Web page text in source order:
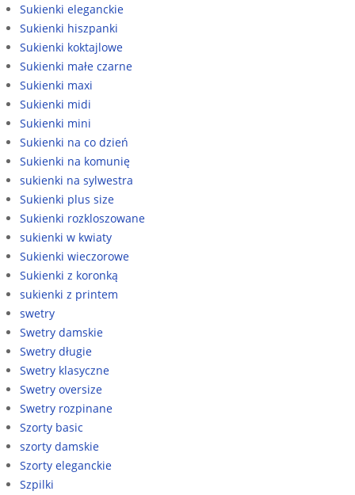
Sukienki eleganckie
Sukienki hiszpanki
Sukienki koktajlowe
Sukienki małe czarne
Sukienki maxi
Sukienki midi
Sukienki mini
Sukienki na co dzień
Sukienki na komunię
sukienki na sylwestra
Sukienki plus size
Sukienki rozkloszowane
sukienki w kwiaty
Sukienki wieczorowe
Sukienki z koronką
sukienki z printem
swetry
Swetry damskie
Swetry długie
Swetry klasyczne
Swetry oversize
Swetry rozpinane
Szorty basic
szorty damskie
Szorty eleganckie
Szpilki